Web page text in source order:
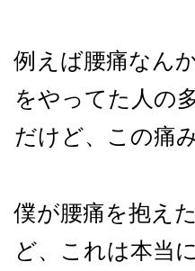
例えば腰痛なん
をやってた人の
だけど、この痛
僕が腰痛を抱え
ど、これは本当